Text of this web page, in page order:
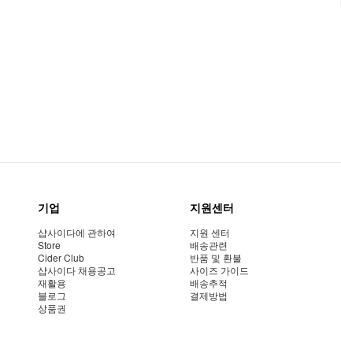
기업
샵사이다에 관하여
Store
Cider Club
샵사이다 채용공고
재활용
블로그
상품권
지원센터
지원 센터
배송관련
반품 및 환불
사이즈 가이드
배송추적
결제방법